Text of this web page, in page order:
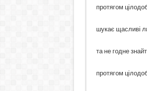
протягом
шукає щасливі
та не годне
протягом